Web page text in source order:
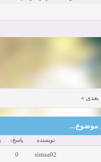
»
موضوع...
نویسنده پاسخ:
simaa02
0